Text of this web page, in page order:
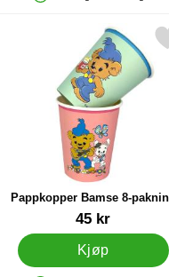
Produkttilgjengelighet: På lager
som favoritt
Pappkopper Bamse 8-
Varenummer 88070
45 kr
Kjøp
Merk pappkopper